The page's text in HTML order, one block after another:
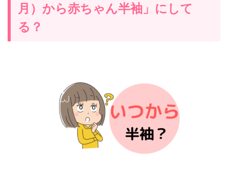
月）から赤ちゃん半袖」にして
る？